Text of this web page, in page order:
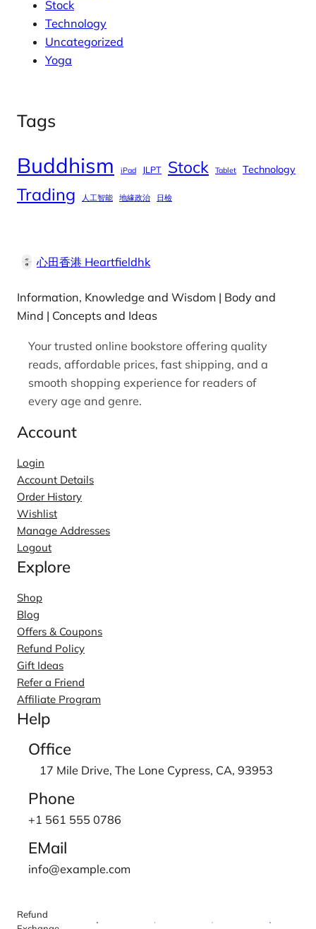
Stock
Technology
Uncategorized
Yoga
Tags
Buddhism iPad JLPT Stock Tablet Technology
Trading 人工智能 地緣政治 日檢
心田香港 Heartfieldhk
Information, Knowledge and Wisdom | Body and
Mind | Concepts and Ideas
Your trusted online bookstore offering quality
reads, affordable prices, fast shipping, and a
smooth shopping experience for readers of
every age and genre.
Account
Login
Account Details
Order History
Wishlist
Manage Addresses
Logout
Explore
Shop
Blog
Offers & Coupons
Refund Policy
Gift Ideas
Refer a Friend
Affiliate Program
Help
Office
17 Mile Drive, The Lone Cypress, CA, 93953
Phone
+1 561 555 0786
EMail
info@example.com
Refund